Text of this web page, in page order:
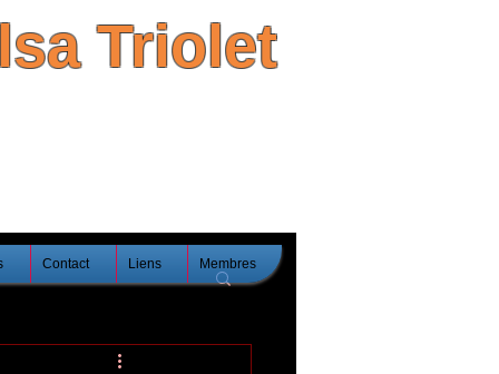
Triolet
Contact Liens Membres